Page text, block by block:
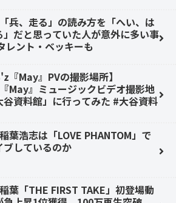
兵、走る」の読み方を「へい、は
」だと思っていた人が意外に多い事
レント・ベッキーも
『May』PVの撮影場所】
May』ミュージックビデオ撮影地
谷資料館」に行ってみた #大谷資料
葉浩志は「LOVE PHANTOM」で
ブしているのか
葉「THE FIRST TAKE」初登場動